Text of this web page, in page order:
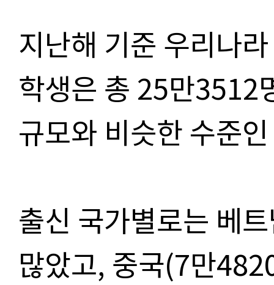
지난해 기준 우리나
학생은 총 25만3512
규모와 비슷한 수준
출신 국가별로는 베
많았고, 중국(7만